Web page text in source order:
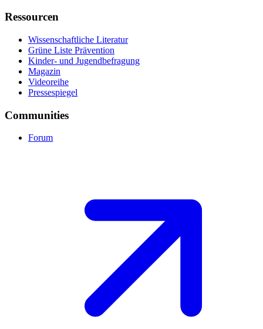
Ressourcen
Wissenschaftliche Literatur
Grüne Liste Prävention
Kinder- und Jugendbefragung
Magazin
Videoreihe
Pressespiegel
Communities
Forum